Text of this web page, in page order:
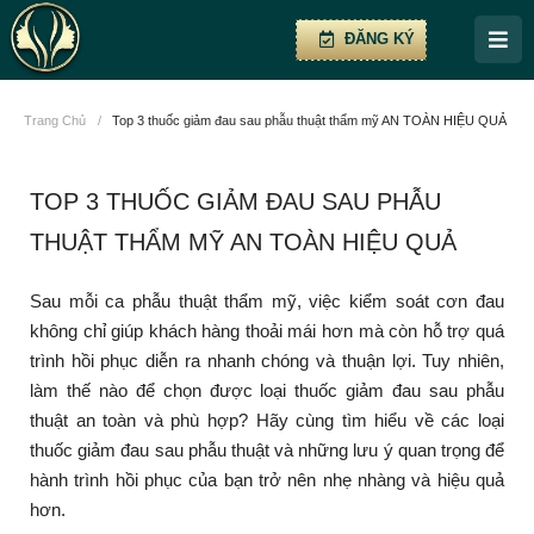
ĐĂNG KÝ
Trang Chủ / Top 3 thuốc giảm đau sau phẫu thuật thẩm mỹ AN TOÀN HIỆU QUẢ
TOP 3 THUỐC GIẢM ĐAU SAU PHẪU
THUẬT THẨM MỸ AN TOÀN HIỆU QUẢ
Sau mỗi ca phẫu thuật thẩm mỹ, việc kiểm soát cơn đau
không chỉ giúp khách hàng thoải mái hơn mà còn hỗ trợ quá
trình hồi phục diễn ra nhanh chóng và thuận lợi. Tuy nhiên,
làm thế nào để chọn được loại thuốc giảm đau sau phẫu
thuật an toàn và phù hợp? Hãy cùng tìm hiểu về các loại
thuốc giảm đau sau phẫu thuật và những lưu ý quan trọng để
hành trình hồi phục của bạn trở nên nhẹ nhàng và hiệu quả
hơn.